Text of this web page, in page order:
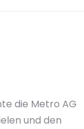
die Metro AG
und den